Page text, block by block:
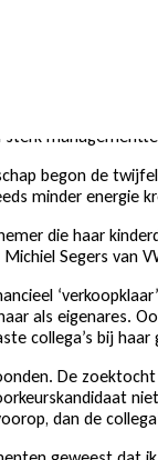
haar eigen
financiering.
sterk
begon de
minder energie
die haar
Segers van
als eigenares.
collega’s bij haar
De
dan de